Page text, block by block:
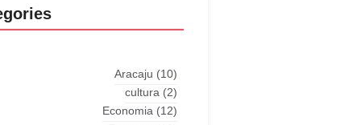
Aracaju (10)
cultura (2)
Economia (12)